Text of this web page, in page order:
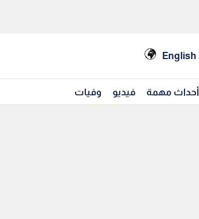
English
أحداث مهمة فيديو وفيات